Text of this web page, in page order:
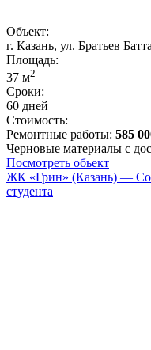
Объект:
г. Казань, ул. Братьев
Площадь:
37 м2
Сроки:
60 дней
Стоимость:
Ремонтные работы: 585
Черновые материалы с
Посмотреть обьект
ЖК «Грин» (Казань) —
студента